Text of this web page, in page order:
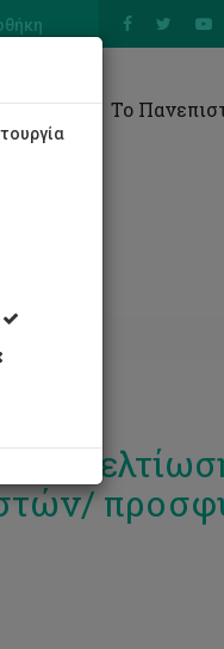
Έρευνα Το
τη